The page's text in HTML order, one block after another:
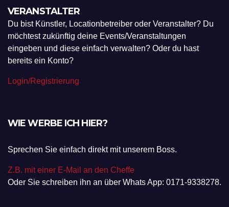
VERANSTALTER
Du bist Künstler, Locationbetreiber oder Veranstalter? Du
möchtest zukünftig deine Events/Veranstaltungen
eingeben und diese einfach verwalten? Oder du hast
bereits ein Konto?
Login/Registrierung
WIE WERBE ICH HIER?
Sprechen Sie einfach direkt mit unserem Boss.
Z.B. mit einer E-Mail an den Cheffe
Oder Sie schreiben ihn an über Whats App: 0171-9338278.